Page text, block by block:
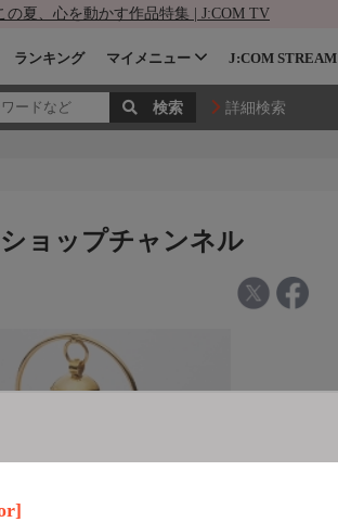
の夏、心を動かす作品特集 | J:COM TV
ランキング マイメニュー J:COM STREAM
詳細検索
ョップチャンネル